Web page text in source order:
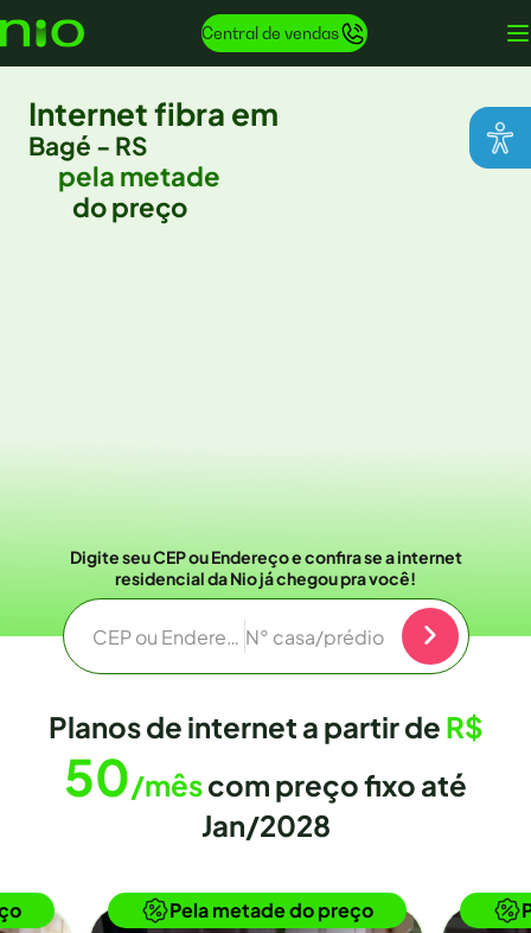
Central de vendas
Internet fibra em
Bagé - RS
pela metade
do preço
Digite seu CEP ou Endereço e confira se a internet
residencial da Nio já chegou pra você!
CEP ou EndereçoN° casa/prédio
Planos de internet a partir de R$
50/mêscom preço fixo até
Jan/2028
Novidade
Pela metade do preço